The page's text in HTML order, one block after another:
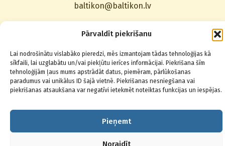
Pārvaldīt piekrišanu
Lai nodrošinātu vislabāko pieredzi, mēs izmantojam tādas tehnoloģijas kā
sīkfaili, lai uzglabātu un/vai piekļūtu ierīces informācijai. Piekrišana šīm
tehnoloģijām ļaus mums apstrādāt datus, piemēram, pārlūkošanas
paradumus vai unikālus ID šajā vietnē. Piekrišanas nesniegšana vai
piekrišanas atsaukšana var negatīvi ietekmēt noteiktas funkcijas un iespējas.
Pieņemt
Noraidīt
baltikon@baltikon.lv
+371 67014123,22830080
Подписаться на новости
© 2026 Baltikons - Centrs